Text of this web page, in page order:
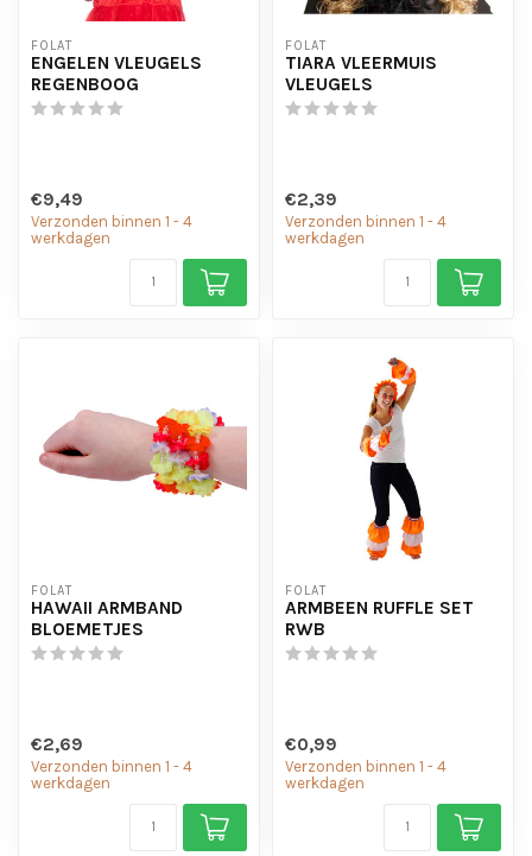
FOLAT
ENGELEN VLEUGELS
REGENBOOG
€9,49
Verzonden binnen 1 - 4
werkdagen
FOLAT
TIARA VLEERMUIS
VLEUGELS
€2,39
Verzonden binnen 1 - 4
werkdagen
FOLAT
HAWAII ARMBAND
BLOEMETJES
€2,69
Verzonden binnen 1 - 4
werkdagen
FOLAT
ARMBEEN RUFFLE SET
RWB
€0,99
Verzonden binnen 1 - 4
werkdagen